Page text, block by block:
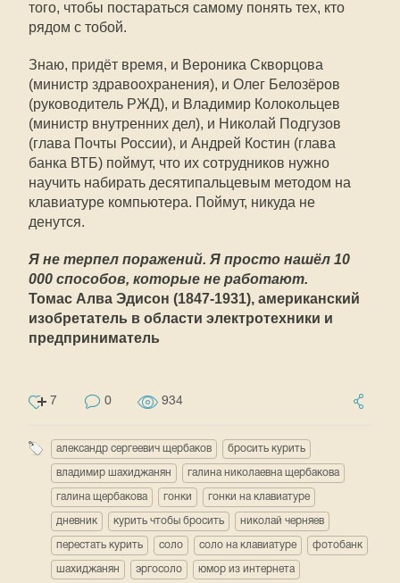
того, чтобы постараться самому понять тех, кто
рядом с тобой.
Знаю, придёт время, и Вероника Скворцова
(министр здравоохранения), и Олег Белозёров
(руководитель РЖД), и Владимир Колокольцев
(министр внутренних дел), и Николай Подгузов
(глава Почты России), и Андрей Костин (глава
банка ВТБ) поймут, что их сотрудников нужно
научить набирать десятипальцевым методом на
клавиатуре компьютера. Поймут, никуда не
денутся.
Я не терпел поражений. Я просто нашёл 10
000 способов, которые не работают.
Томас Алва Эдисон (1847-1931), американский
изобретатель в области электротехники и
предприниматель
7 0 934
александр сергеевич щербаков бросить курить
владимир шахиджанян галина николаевна щербакова
галина щербакова гонки гонки на клавиатуре
дневник курить чтобы бросить николай черняев
перестать курить соло соло на клавиатуре фотобанк
шахиджанян эргосоло юмор из интернета